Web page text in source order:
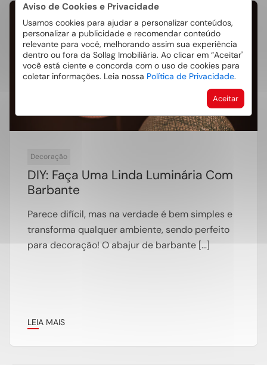
Aviso de Cookies e Privacidade
Usamos cookies para ajudar a personalizar conteúdos,
personalizar a publicidade e recomendar conteúdo
relevante para você, melhorando assim sua experiência
dentro ou fora da Sollag Imobiliária. Ao clicar em “Aceitar'
você está ciente e concorda com o uso de cookies para
coletar informações. Leia nossa Política de Privacidade.
Aceitar
21
Out
Decoração
DIY: Faça Uma Linda Luminária Com
Barbante
Parece difícil, mas na verdade é bem simples e
transforma qualquer ambiente, sendo perfeito
para decoração! O abajur de barbante […]
LEIA MAIS